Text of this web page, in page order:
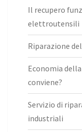
Il recupero
elettroutensili
Riparazione
Economia
conviene?
Servizio di
industriali